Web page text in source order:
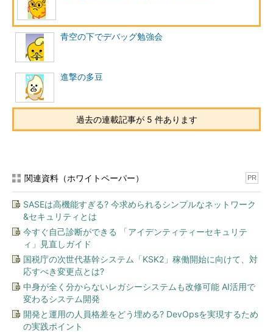
青空の下でデバッグ勉強会
進撃の多豆
過去の連載記事が 5 件あります
関連資料（ホワイトペーパー） PR
SASEは高機能すぎる? 今求められるシンプルなネットワーク
&セキュリティとは
今すぐ自己診断ができる 「アイデンティティーセキュリテ
ィ」見直しガイド
国税庁の次世代基幹システム「KSK2」稼働開始に向けて、対
応すべき変更点とは?
中身が全く分からないレガシーシステムも改修可能 AI活用で
変わるシステム開発
開発と運用の人員格差をどう埋める? DevOpsを実現するため
の実践ポイント